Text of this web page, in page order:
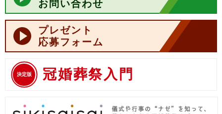
お問い合わせ
プレゼント
応募フォーム
決定版 冠婚葬祭入門